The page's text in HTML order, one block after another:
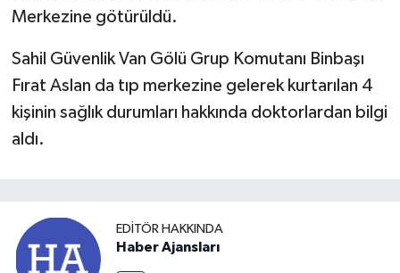
Merkezine götürüldü.
Sahil Güvenlik Van Gölü Grup Komutanı Binbaşı
Fırat Aslan da tıp merkezine gelerek kurtarılan 4
kişinin sağlık durumları hakkında doktorlardan bilgi
aldı.
EDITÖR HAKKINDA
Haber Ajansları